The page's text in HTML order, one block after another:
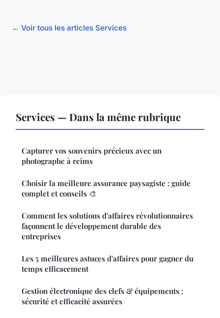
← Voir tous les articles Services
Services — Dans la même rubrique
Capturer vos souvenirs précieux avec un
photographe à reims
Choisir la meilleure assurance paysagiste : guide
complet et conseils 🎨
Comment les solutions d'affaires révolutionnaires
façonnent le développement durable des
entreprises
Les 5 meilleures astuces d'affaires pour gagner du
temps efficacement
Gestion électronique des clefs & équipements :
sécurité et efficacité assurées